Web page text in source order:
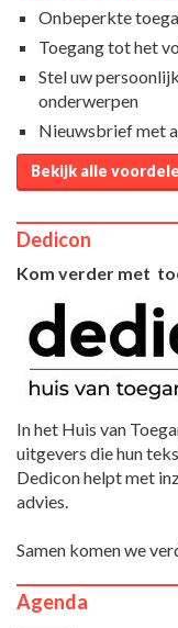
Onbeperkte
Toegang tot het
Stel uw
onderwerpen
Nieuwsbrief met
Bekijk alle
Dedicon
Kom verder met
In het Huis van
uitgevers die hun
Dedicon helpt met
advies.
Samen komen we
Agenda